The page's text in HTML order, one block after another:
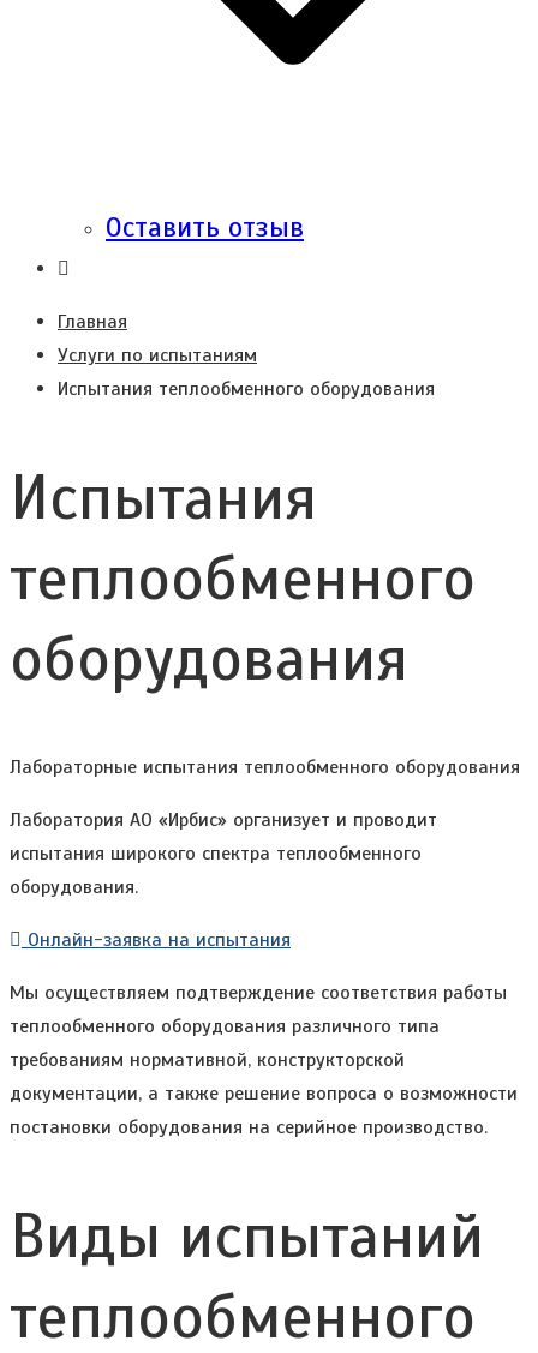
Оставить отзыв
Главная
Услуги по испытаниям
Испытания теплообменного оборудования
Испытания
теплообменного
оборудования
Лабораторные испытания теплообменного оборудования
Лаборатория АО «Ирбис» организует и проводит
испытания широкого спектра теплообменного
оборудования.
Онлайн-заявка на испытания
Мы осуществляем подтверждение соответствия работы
теплообменного оборудования различного типа
требованиям нормативной, конструкторской
документации, а также решение вопроса о возможности
постановки оборудования на серийное производство.
Виды испытаний
теплообменного